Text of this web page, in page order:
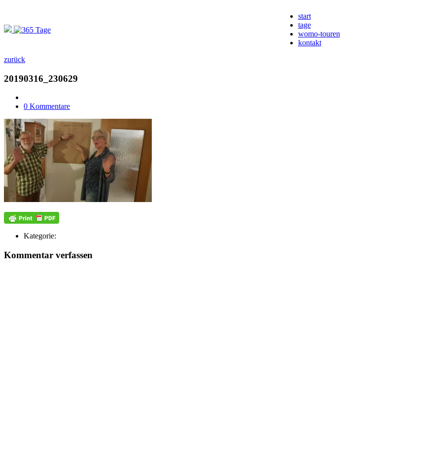
start
tage
womo-touren
kontakt
zurück
20190316_230629
0 Kommentare
Kategorie:
Kommentar verfassen